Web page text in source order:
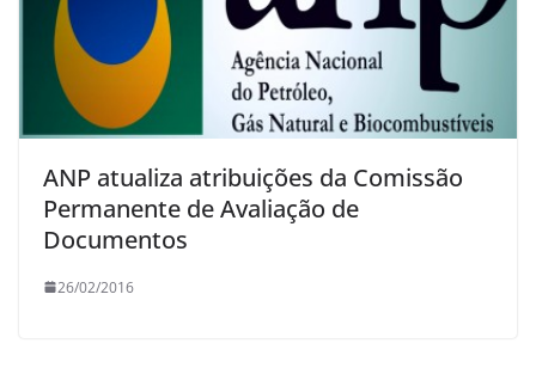
ANP atualiza atribuições da Comissão
Permanente de Avaliação de
Documentos
26/02/2016